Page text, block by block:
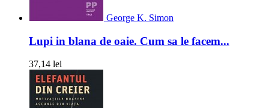
George K. Simon
Lupi in blana de oaie. Cum sa le facem...
37,14 lei